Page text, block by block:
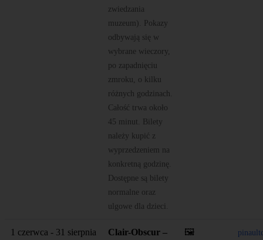
zwiedzania
muzeum). Pokazy
odbywają się w
wybrane wieczory,
po zapadnięciu
zmroku, o kilku
różnych godzinach.
Całość trwa około
45 minut. Bilety
należy kupić z
wyprzedzeniem na
konkretną godzinę.
Dostępne są bilety
normalne oraz
ulgowe dla dzieci.
1 czerwca - 31 sierpnia
Clair-Obscur –
🖼️